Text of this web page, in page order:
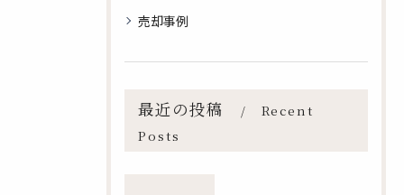
売却事例
最近の投稿
Recent
Posts